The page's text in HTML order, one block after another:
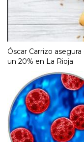
Óscar Carrizo
un 20% en La Rioja